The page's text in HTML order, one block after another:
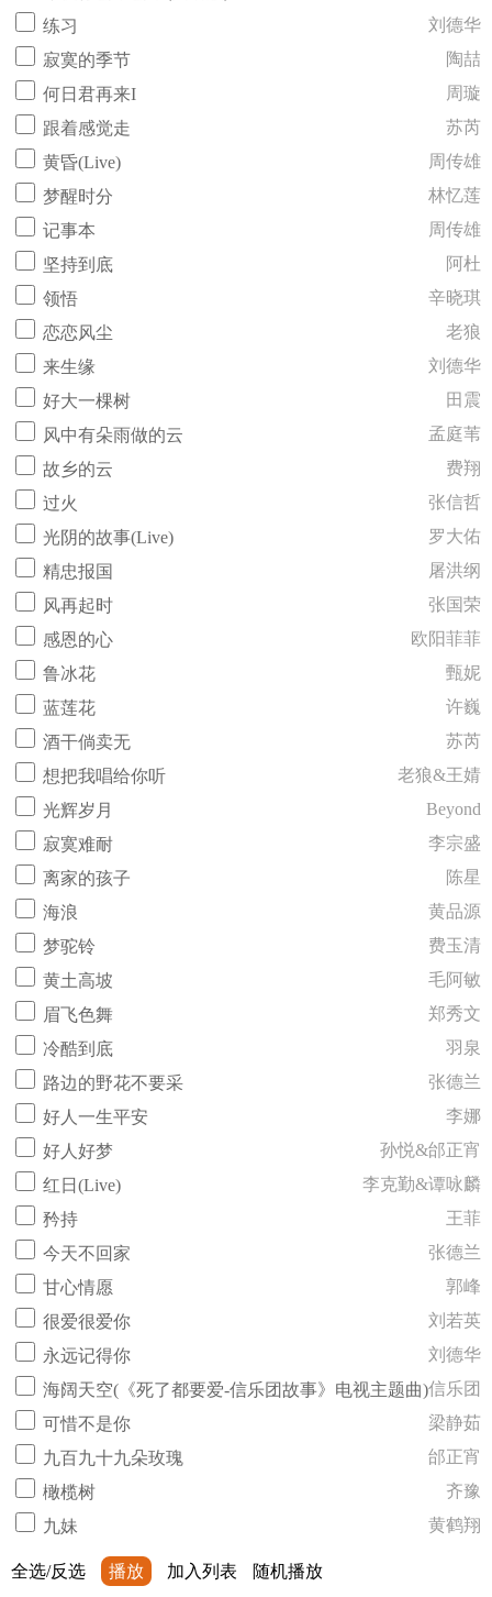
练习
刘德华
寂寞的季节
陶喆
何日君再来I
周璇
跟着感觉走
苏芮
黄昏(Live)
周传雄
梦醒时分
林忆莲
记事本
周传雄
坚持到底
阿杜
领悟
辛晓琪
恋恋风尘
老狼
来生缘
刘德华
好大一棵树
田震
风中有朵雨做的云
孟庭苇
故乡的云
费翔
过火
张信哲
光阴的故事(Live)
罗大佑
精忠报国
屠洪纲
风再起时
张国荣
感恩的心
欧阳菲菲
鲁冰花
甄妮
蓝莲花
许巍
酒干倘卖无
苏芮
想把我唱给你听
老狼&王婧
光辉岁月
Beyond
寂寞难耐
李宗盛
离家的孩子
陈星
海浪
黄品源
梦驼铃
费玉清
黄土高坡
毛阿敏
眉飞色舞
郑秀文
冷酷到底
羽泉
路边的野花不要采
张德兰
好人一生平安
李娜
好人好梦
孙悦&邰正宵
红日(Live)
李克勤&谭咏麟
矜持
王菲
今天不回家
张德兰
甘心情愿
郭峰
很爱很爱你
刘若英
永远记得你
刘德华
海阔天空(《死了都要爱-信乐团故事》电视主题曲)信乐团
可惜不是你
梁静茹
九百九十九朵玫瑰
邰正宵
橄榄树
齐豫
九妹
黄鹤翔
全选/反选 播放 加入列表 随机播放